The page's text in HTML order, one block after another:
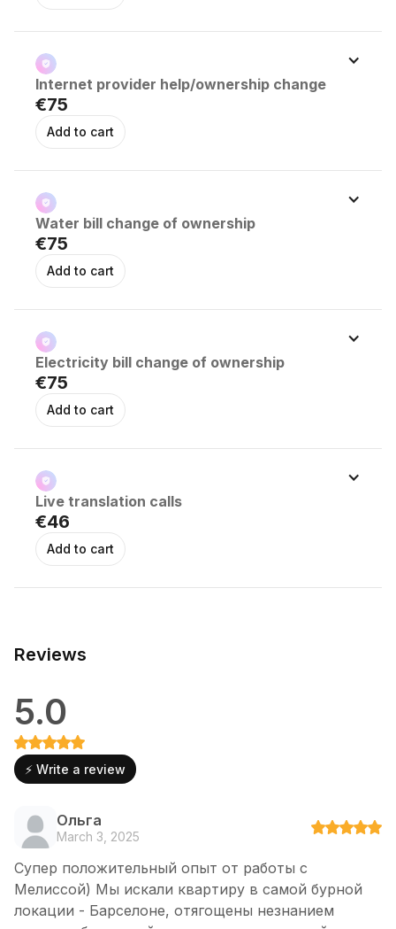
Internet provider help/ownership change
€75
Water bill change of ownership
€75
Electricity bill change of ownership
€75
Live translation calls
€46
Reviews
5.0
⚡ Write a review
Ольга
March 3, 2025
Супер положительный опыт от работы с
Мелиссой) Мы искали квартиру в самой бурной
локации - Барселоне, отягощены незнанием